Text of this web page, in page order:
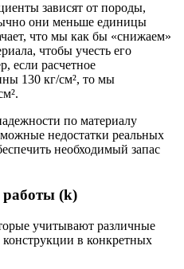
зависят от породы,
они меньше единицы
что мы как бы «снижаем»
чтобы учесть его
если расчетное
130 кг/см², то мы
по материалу
недостатки реальных
необходимый запас
(k)
учитывают различные
в конкретных